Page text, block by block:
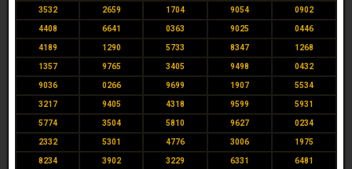
3532 2659 1704 9054 0902
4408 6641 0363 9025 0446
4189 1290 5733 8347 1268
1357 9765 3405 9498 0432
9036 0266 9699 1907 5534
3217 9405 4318 9599 5931
5774 3504 5810 9627 0234
2332 5301 4776 3006 1975
8234 3902 3229 6331 6481